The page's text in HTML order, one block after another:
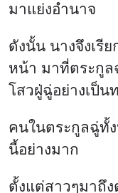
มาแย่งอำนาจ
ดังนั้น นางจึงเรี
หน้า มาที่ตระกู
โสวฝู่ฉู่อย่างเป็น
คนในตระกูลฉู่ทั้
นี้อย่างมาก
ตั้งแต่สาวๆมาถึ